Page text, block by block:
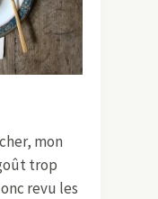
mon
trop
revu les